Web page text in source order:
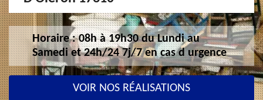
Horaire : 08h à 19h30 du Lundi au
Samedi et 24h/24 7j/7 en cas d urgence
VOIR NOS RÉALISATIONS